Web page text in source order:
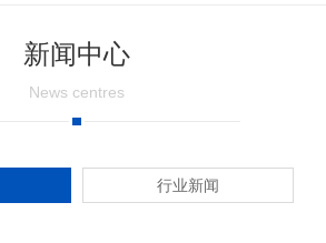
新闻中心
News centres
行业新闻